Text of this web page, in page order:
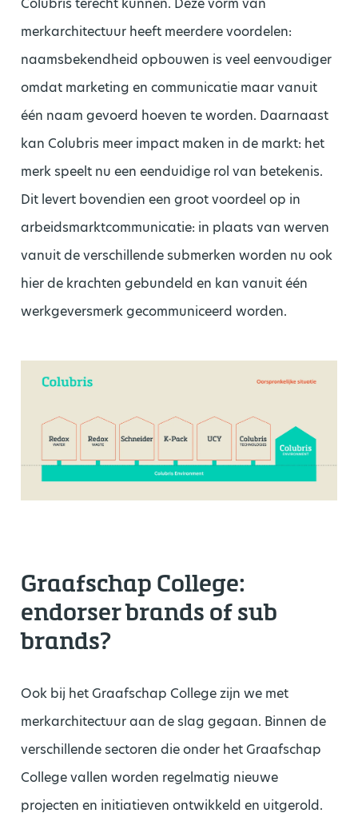
merkarchitectuur heeft meerdere voordelen:
naamsbekendheid opbouwen is veel eenvoudiger
omdat marketing en communicatie maar vanuit
één naam gevoerd hoeven te worden. Daarnaast
kan Colubris meer impact maken in de markt: het
merk speelt nu een eenduidige rol van betekenis.
Dit levert bovendien een groot voordeel op in
arbeidsmarktcommunicatie: in plaats van werven
vanuit de verschillende submerken worden nu ook
hier de krachten gebundeld en kan vanuit één
werkgeversmerk gecommuniceerd worden.
Graafschap College:
endorser brands of sub
brands?
Ook bij het Graafschap College zijn we met
merkarchitectuur aan de slag gegaan. Binnen de
verschillende sectoren die onder het Graafschap
College vallen worden regelmatig nieuwe
projecten en initiatieven ontwikkeld en uitgerold.